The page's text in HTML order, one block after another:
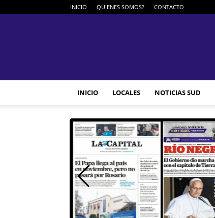
INICIO QUIENES SOMOS? CONTACTO
INICIO LOCALES NOTICIAS SUD